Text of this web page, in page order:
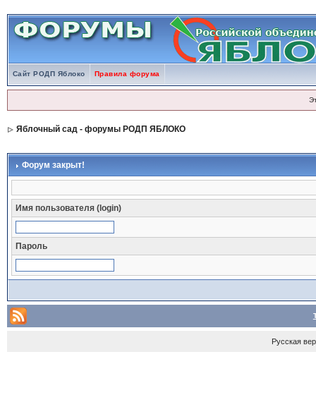
Сайт РОДП Яблоко Правила форума
Яблочный сад - форумы РОДП ЯБЛОКО
Форум закрыт!
Имя пользователя (login)
Пароль
Русская